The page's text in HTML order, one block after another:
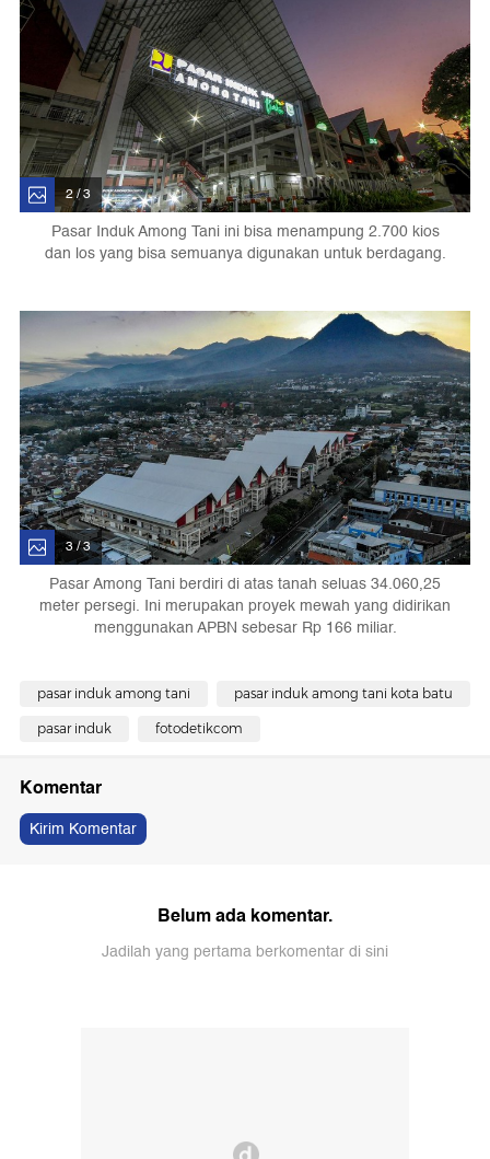
2 / 3
Pasar Induk Among Tani ini bisa menampung 2.700 kios
dan los yang bisa semuanya digunakan untuk berdagang.
3 / 3
Pasar Among Tani berdiri di atas tanah seluas 34.060,25
meter persegi. Ini merupakan proyek mewah yang didirikan
menggunakan APBN sebesar Rp 166 miliar.
pasar induk among tani pasar induk among tani kota batu
pasar induk fotodetikcom
Komentar
Kirim Komentar
Belum ada komentar.
Jadilah yang pertama berkomentar di sini